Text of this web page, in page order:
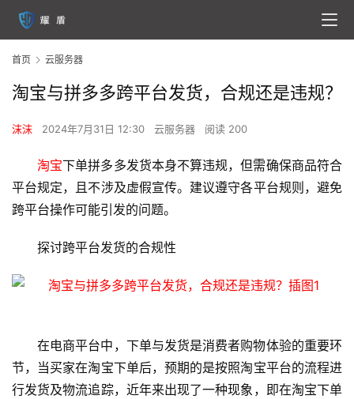
首页 云服务器
淘宝与拼多多跨平台发货，合规还是违规？
沫沫 2024年7月31日 12:30 云服务器 阅读 200
淘宝下单拼多多发货本身不算违规，但需确保商品符合
平台规定，且不涉及虚假宣传。建议遵守各平台规则，避免
跨平台操作可能引发的问题。
探讨跨平台发货的合规性
在电商平台中，下单与发货是消费者购物体验的重要环
节，当买家在淘宝下单后，预期的是按照淘宝平台的流程进
行发货及物流追踪，近年来出现了一种现象，即在淘宝下单